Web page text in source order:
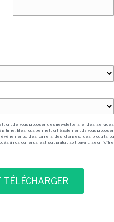
de vous proposer des newsletters et des services
Elles nous permettront également de vous proposer
des cahiers des charges, des produits ou
à nos contenus est soit gratuit soit payant, selon l'offre